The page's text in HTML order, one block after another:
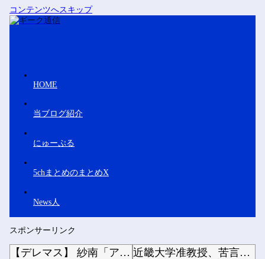
コンテンツへスキップ
HOME
当ブログ紹介
にゅーぷる
5chまとめのまとめX
News人
スポンサーリンク
【デレマス】 紗南「アイドルに似合うポケモン？」
近畿大学准教授、苦言「みいちゃん呼びが揶揄する言葉として使われ、当事者から具体的な苦痛が訴...